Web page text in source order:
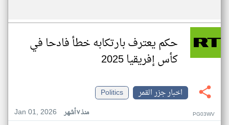
حكم يعترف بارتكابه خطأ فادحا في
كأس إفريقيا 2025
اخبار جزر القمر
Politics
Jan 01, 2026
منذ ٧ أشهر PG03WV